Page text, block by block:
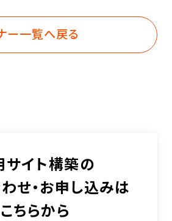
ー一覧へ戻る
サイト構築の
せ・お申し込みは
こちらから